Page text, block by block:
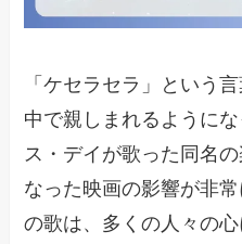
「ケセラセラ」という
中で親しまれるように
ス・デイが歌った同名
なった映画の影響が非
の歌は、多くの人々の